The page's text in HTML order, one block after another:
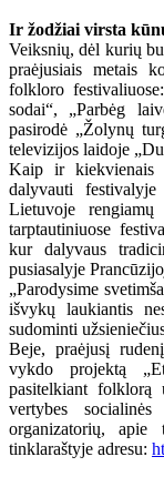
Ir žodžiai virsta
Veiksnių, dėl kurių
praėjusiais metais
folkloro
sodai“, „Parbėg
pasirodė „Žolynų
televizijos laidoje
Kaip ir kiekvienais
dalyvauti
Lietuvoje
tarptautiniuose
kur dalyvaus
pusiasalyje
„Parodysime
išvykų laukiantis
sudominti
Beje, praėjusį
vykdo projektą
pasitelkiant folklorą
vertybes
organizatorių,
tinklaraštyje adresu: